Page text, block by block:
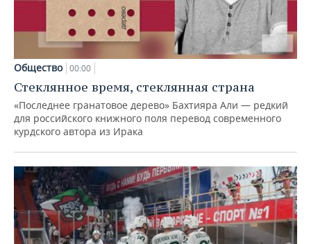
Общество 00:00
Стеклянное время, стеклянная страна
«Последнее гранатовое дерево» Бахтияра Али — редкий
для российского книжного поля перевод современного
курдского автора из Ирака